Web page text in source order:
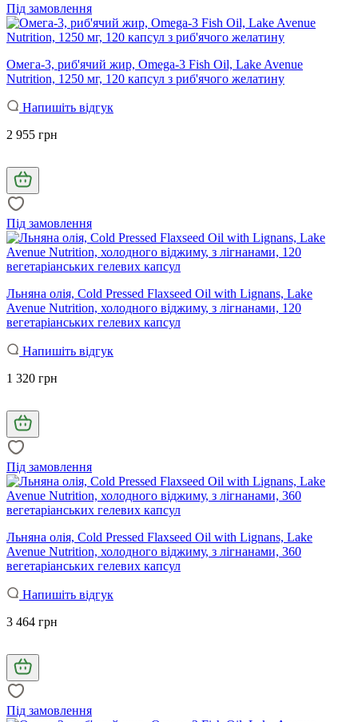
Під замовлення
Омега-3, риб'ячий жир, Omega-3 Fish Oil, Lake Avenue
Nutrition, 1250 мг, 120 капсул з риб'ячого желатину
Напишіть відгук
2 955 грн
Під замовлення
Льняна олія, Cold Pressed Flaxseed Oil with Lignans, Lake
Avenue Nutrition, холодного віджиму, з лігнанами, 120
вегетаріанських гелевих капсул
Напишіть відгук
1 320 грн
Під замовлення
Льняна олія, Cold Pressed Flaxseed Oil with Lignans, Lake
Avenue Nutrition, холодного віджиму, з лігнанами, 360
вегетаріанських гелевих капсул
Напишіть відгук
3 464 грн
Під замовлення